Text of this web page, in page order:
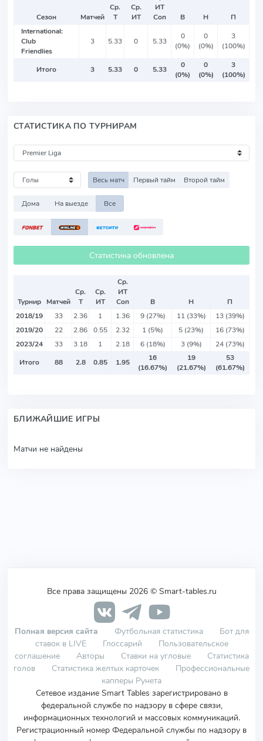
Сезон Матчей
Ср.
Т
Ср.
ИТ
ИТ
Соп
В Н
П
International:
Club
Friendlies
3 5.33 0 5.33
0
(0%)
0
(0%)
3
(100%)
Итого 3 5.33 0 5.33
0
(0%)
0
(0%)
3
(100%)
СТАТИСТИКА ПО ТУРНИРАМ
Весь матч Первый тайм Второй тайм
Дома На выезде Все
Статистика обновлена
Турнир Матчей
Ср.
Т
Ср.
ИТ
Ср.
ИТ
Соп
В Н
П
2018/19
33 2.36 1 1.36 9 (27%) 11 (33%)
13 (39%)
2019/20
22 2.86 0.55 2.32 1 (5%) 5 (23%)
16 (73%)
2023/24
33 3.18 1 2.18 6 (18%) 3 (9%)
24 (73%)
Итого
88 2.8 0.85 1.95
16
(16.67%)
19
(21.67%)
53
(61.67%)
БЛИЖАЙШИЕ ИГРЫ
Матчи не найдены
Все права защищены 2026 © Smart-tables.ru
Полная версия сайта Футбольная статистика
Бот для
ставок в LIVE
Глоссарий
Пользовательское
соглашение
Авторы Ставки на угловые
Статистика
голов
Статистика желтых карточек
Профессиональные
капперы Рунета
Сетевое издание Smart Tables зарегистрировано в
федеральной службе по надзору в сфере связи,
информационных технологий и массовых коммуникаций.
Регистрационный номер Федеральной службы по надзору в